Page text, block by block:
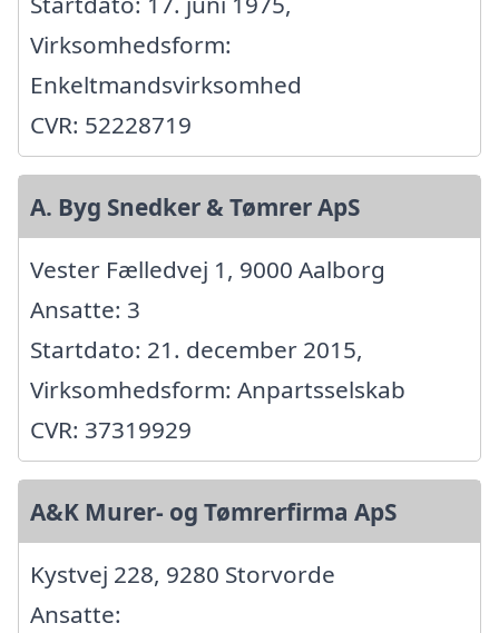
Virksomhedsform:
Enkeltmandsvirksomhed
CVR: 52228719
A. Byg Snedker & Tømrer ApS
Vester Fælledvej 1, 9000 Aalborg
Ansatte: 3
Startdato: 21. december 2015,
Virksomhedsform: Anpartsselskab
CVR: 37319929
A&K Murer- og Tømrerfirma ApS
Kystvej 228, 9280 Storvorde
Ansatte: